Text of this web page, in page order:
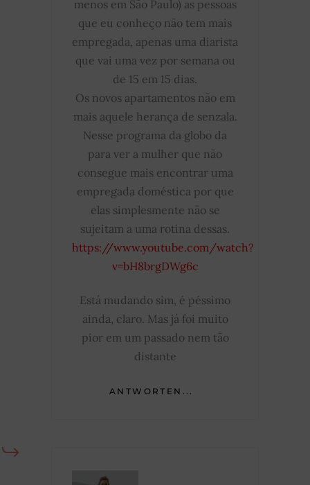
menos em São Paulo) as pessoas
que eu conheço não tem mais
empregada, apenas uma diarista
que vai uma vez por semana ou
de 15 em 15 dias.
Os novos apartamentos não em
mais aquele herança de senzala.
Nesse programa da globo da
para ver a mulher que não
consegue mais encontrar uma
empregada doméstica por que
elas simplesmente não se
sujeitam a uma rotina dessas.
https://www.youtube.com/watch?
v=bH8brgDWg6c
Está mudando sim, é péssimo
ainda, claro. Mas já foi muito
pior em um passado nem tão
distante
ANTWORTEN...